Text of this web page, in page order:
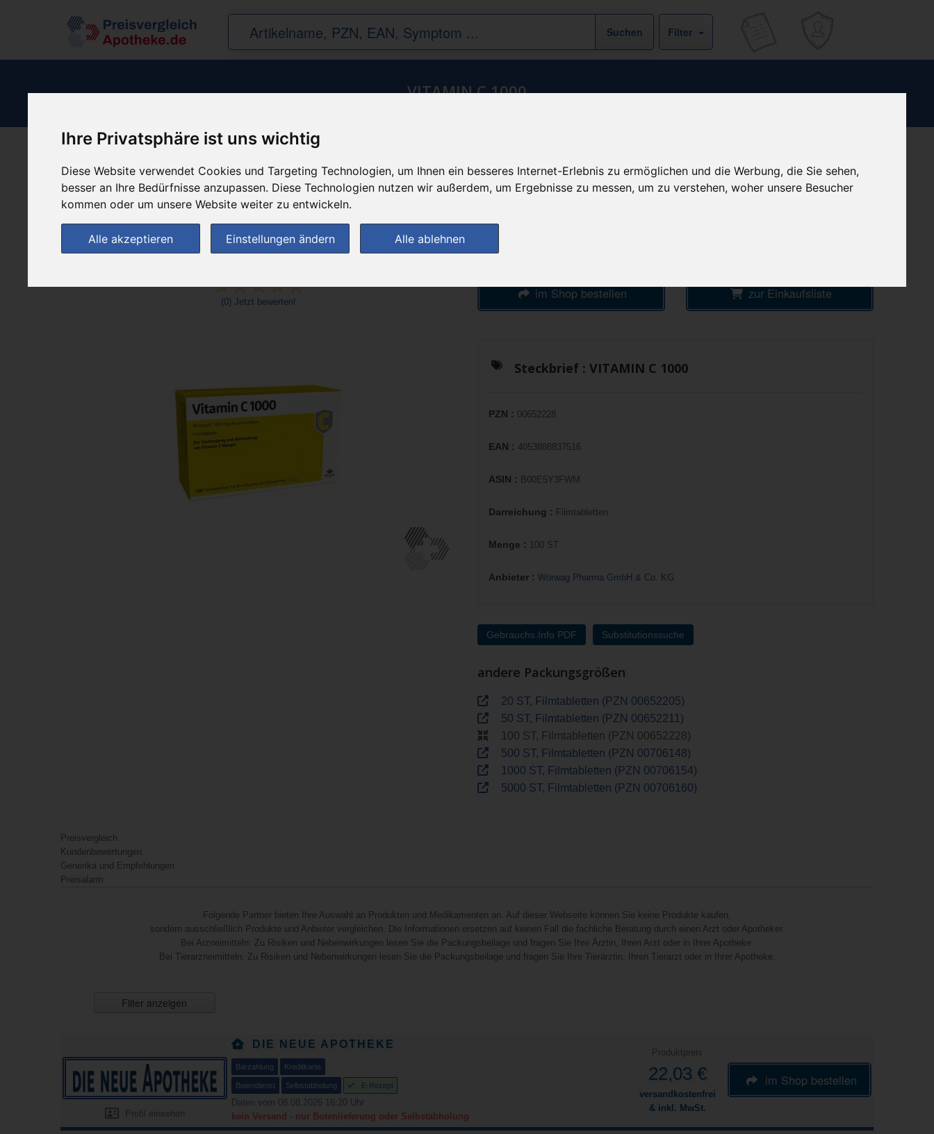
Ihre Privatsphäre ist uns wichtig
Diese Website verwendet Cookies und Targeting Technologien, um Ihnen ein besseres Internet-Erlebnis zu ermöglichen und die Werbung, die Sie sehen,
besser an Ihre Bedürfnisse anzupassen. Diese Technologien nutzen wir außerdem, um Ergebnisse zu messen, um zu verstehen, woher unsere Besucher
kommen oder um unsere Website weiter zu entwickeln.
Alle akzeptieren Einstellungen ändern Alle ablehnen
Filter
VITAMIN C 1000
Produkt empfehlen günstigster Produktpreis ab
22,03 €
kein Versand - nur Botenlieferung oder
Selbstabholung
(0) Jetzt bewerten!
im Shop bestellen zur Einkaufsliste
Steckbrief : VITAMIN C 1000
PZN : 00652228
EAN : 4053888837516
ASIN : B00E5Y3FWM
Darreichung : Filmtabletten
Menge : 100 ST
Anbieter : Wörwag Pharma GmbH & Co. KG
Gebrauchs.Info PDF Substitutionssuche
andere Packungsgrößen
20 ST, Filmtabletten (PZN 00652205)
50 ST, Filmtabletten (PZN 00652211)
100 ST, Filmtabletten (PZN 00652228)
500 ST, Filmtabletten (PZN 00706148)
1000 ST, Filmtabletten (PZN 00706154)
5000 ST, Filmtabletten (PZN 00706160)
Preisvergleich
Kundenbewertungen
Generika und Empfehlungen
Preisalarm
Folgende Partner bieten Ihre Auswahl an Produkten und Medikamenten an. Auf dieser Webseite können Sie keine Produkte kaufen,
sondern ausschließlich Produkte und Anbieter vergleichen. Die Informationen ersetzen auf keinen Fall die fachliche Beratung durch einen Arzt oder Apotheker.
Bei Arzneimitteln: Zu Risiken und Nebenwirkungen lesen Sie die Packungsbeilage und fragen Sie Ihre Ärztin, Ihren Arzt oder in Ihrer Apotheke.
Bei Tierarzneimitteln: Zu Risiken und Nebenwirkungen lesen Sie die Packungsbeilage und fragen Sie Ihre Tierärztin, Ihren Tierarzt oder in Ihrer Apotheke.
Filter anzeigen
Profil einsehen
DIE NEUE APOTHEKE
Barzahlung Kreditkarte
Botendienst Selbstabholung E-Rezept
Daten vom 08.08.2026 16:20 Uhr
kein Versand - nur Botenlieferung oder Selbstabholung
Produktpreis
22,03 €
versandkostenfrei
& inkl. MwSt.
im Shop bestellen